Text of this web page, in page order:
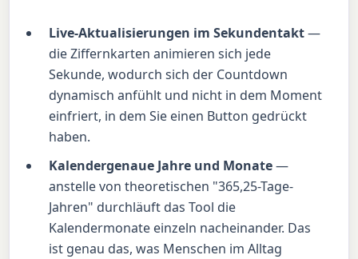
Live-Aktualisierungen im Sekundentakt—
die Ziffernkarten animieren sich jede
Sekunde, wodurch sich der Countdown
dynamisch anfühlt und nicht in dem Moment
einfriert, in dem Sie einen Button gedrückt
haben.
Kalendergenaue Jahre und Monate—
anstelle von theoretischen "365,25-Tage-
Jahren" durchläuft das Tool die
Kalendermonate einzeln nacheinander. Das
ist genau das, was Menschen im Alltag